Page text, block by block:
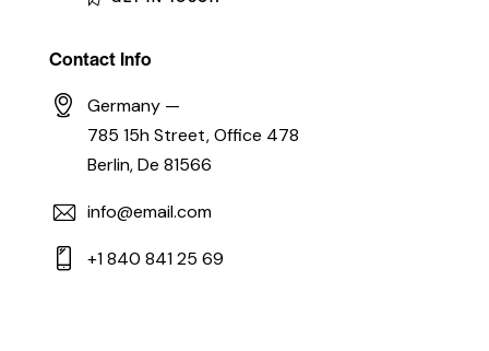
Contact Info
Germany —
785 15h Street, Office 478
Berlin, De 81566
info@email.com
+1 840 841 25 69